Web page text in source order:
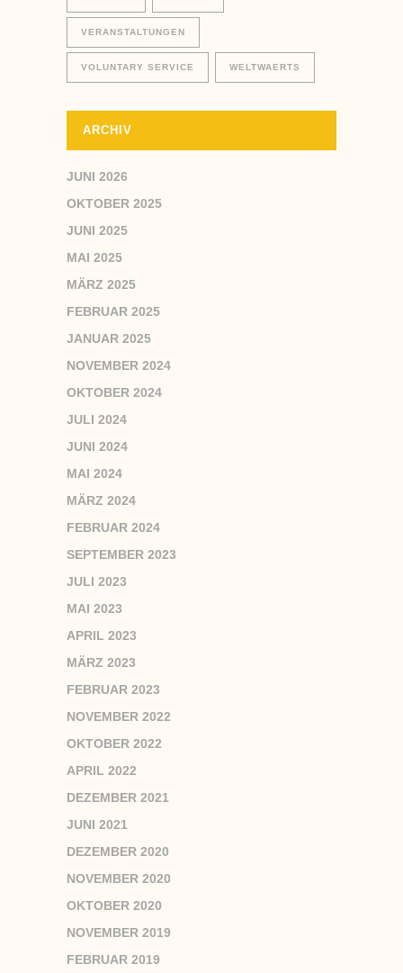
VERANSTALTUNGEN
VOLUNTARY SERVICE WELTWAERTS
ARCHIV
JUNI 2026
OKTOBER 2025
JUNI 2025
MAI 2025
MÄRZ 2025
FEBRUAR 2025
JANUAR 2025
NOVEMBER 2024
OKTOBER 2024
JULI 2024
JUNI 2024
MAI 2024
MÄRZ 2024
FEBRUAR 2024
SEPTEMBER 2023
JULI 2023
MAI 2023
APRIL 2023
MÄRZ 2023
FEBRUAR 2023
NOVEMBER 2022
OKTOBER 2022
APRIL 2022
DEZEMBER 2021
JUNI 2021
DEZEMBER 2020
NOVEMBER 2020
OKTOBER 2020
NOVEMBER 2019
FEBRUAR 2019